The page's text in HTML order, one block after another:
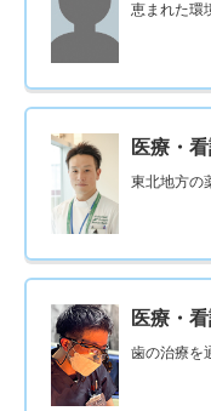
恵まれた環
医療・
東北地方の
医療・
歯の治療を